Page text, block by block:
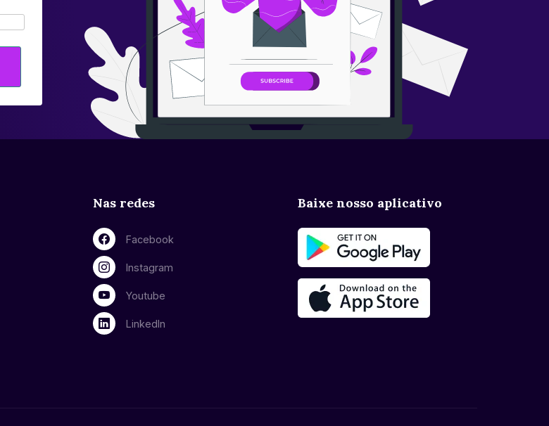
Nas redes
Facebook
Instagram
Youtube
LinkedIn
Baixe nosso aplicativo